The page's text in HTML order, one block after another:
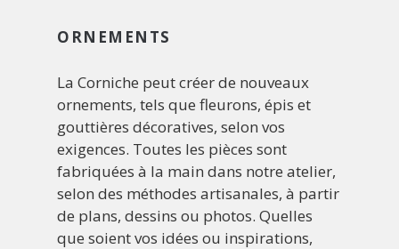
ORNEMENTS
La Corniche peut créer de nouveaux
ornements, tels que fleurons, épis et
gouttières décoratives, selon vos
exigences. Toutes les pièces sont
fabriquées à la main dans notre atelier,
selon des méthodes artisanales, à partir
de plans, dessins ou photos. Quelles
que soient vos idées ou inspirations,